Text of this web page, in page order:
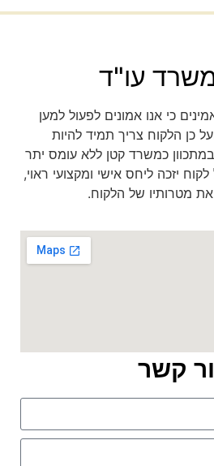
עו"ד
כי אנו אמונים לפעול למען
כן הלקוח צריך תמיד להיות
כמשרד קטן ללא עומס יתר
יזכה ליחס אישי ומקצועי ראוי,
את מטרותיו של הלקוח.
קשר